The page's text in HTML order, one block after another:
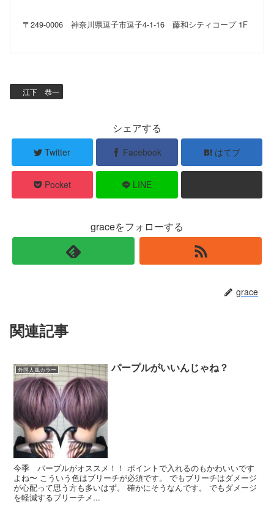
〒249-0006 神奈川県逗子市逗子4-1-16 藤和シティコープ 1F
江下 恭一
シェアする
Twitter Facebook はてブ
Pocket LINE
graceをフォローする
grace
関連記事
外国人風カラー パープルがいいんじゃね？
今季 パープルがオススメ！！ ポイントで入れるのもかわいいです
よね〜 こういう色はブリーチが必須です。 でもブリーチはダメージ
が心配って思う方も多いはず。 確かにそうなんです。 でもダメージ
を軽減するブリーチメ...